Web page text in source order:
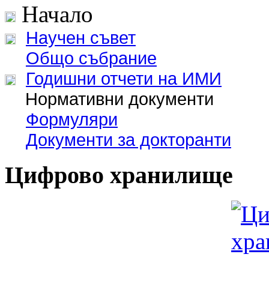
Начало
Научен съвет
Общо събрание
Годишни отчети на ИМИ
Нормативни документи
Формуляри
Документи за докторанти
Цифрово хранилище